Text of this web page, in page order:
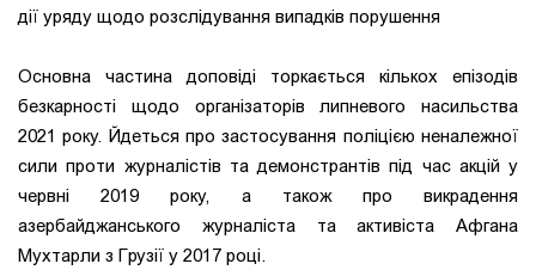
дії уряду щодо розслідування випадків порушення
Основна частина доповіді торкається кількох епізодів
безкарності щодо організаторів липневого насильства
2021 року. Йдеться про застосування поліцією неналежної
сили проти журналістів та демонстрантів під час акцій у
червні 2019 року, а також про викрадення
азербайджанського журналіста та активіста Афгана
Мухтарли з Грузії у 2017 році.